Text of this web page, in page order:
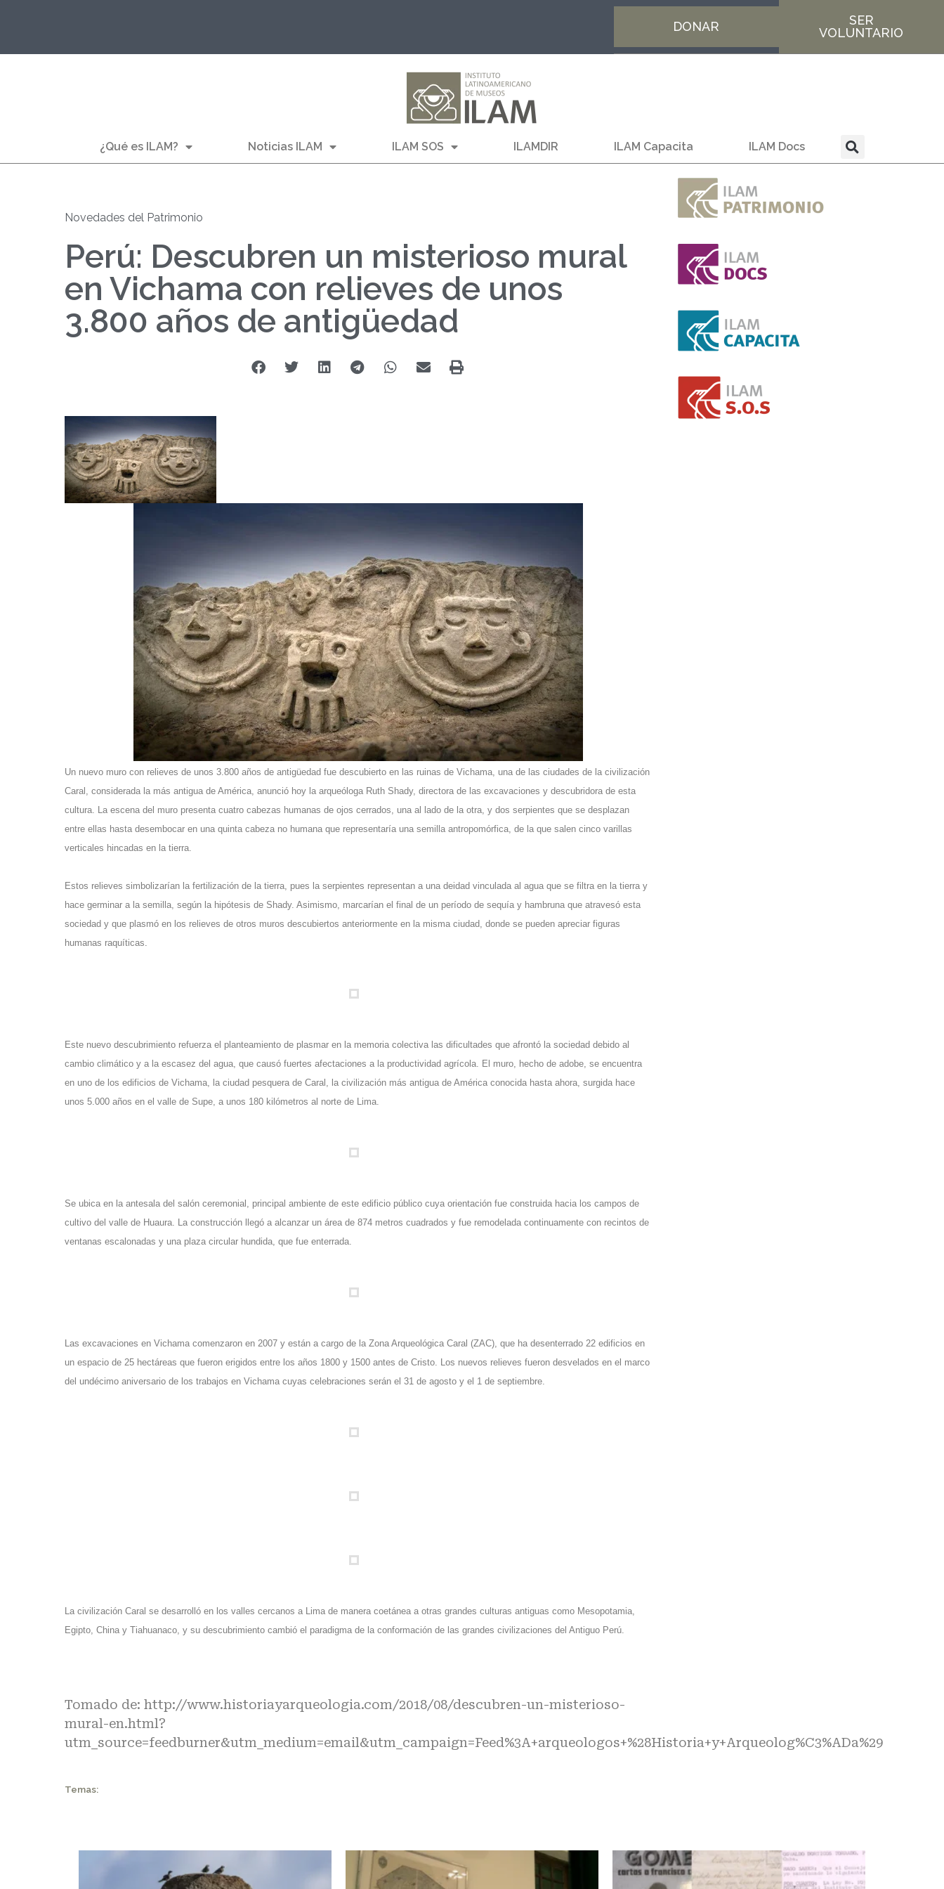
DONAR
SER
VOLUNTARIO
¿Qué es ILAM? Noticias ILAM ILAM SOS ILAMDIR ILAM Capacita ILAM Docs
Novedades del Patrimonio
Perú: Descubren un misterioso mural
en Vichama con relieves de unos
3.800 años de antigüedad
Un nuevo muro con relieves de unos 3.800 años de antigüedad fue descubierto en las ruinas de Vichama, una de las ciudades de la civilización
Caral, considerada la más antigua de América, anunció hoy la arqueóloga Ruth Shady, directora de las excavaciones y descubridora de esta
cultura. La escena del muro presenta cuatro cabezas humanas de ojos cerrados, una al lado de la otra, y dos serpientes que se desplazan
entre ellas hasta desembocar en una quinta cabeza no humana que representaría una semilla antropomórfica, de la que salen cinco varillas
verticales hincadas en la tierra.
Estos relieves simbolizarían la fertilización de la tierra, pues la serpientes representan a una deidad vinculada al agua que se filtra en la tierra y
hace germinar a la semilla, según la hipótesis de Shady. Asimismo, marcarían el final de un período de sequía y hambruna que atravesó esta
sociedad y que plasmó en los relieves de otros muros descubiertos anteriormente en la misma ciudad, donde se pueden apreciar figuras
humanas raquíticas
Este nuevo descubrimiento refuerza el planteamiento de plasmar en la memoria colectiva las dificultades que afrontó la sociedad debido al
cambio climático y a la escasez del agua, que causó fuertes afectaciones a la productividad agrícola. El muro, hecho de adobe, se encuentra
en uno de los edificios de Vichama, la ciudad pesquera de Caral, la civilización más antigua de América conocida hasta ahora, surgida hace
unos 5.000 años en el valle de Supe, a unos 180 kilómetros al norte de Lima.
Se ubica en la antesala del salón ceremonial, principal ambiente de este edificio público cuya orientación fue construida hacia los campos de
cultivo del valle de Huaura. La construcción llegó a alcanzar un área de 874 metros cuadrados y fue remodelada continuamente con recintos de
ventanas escalonadas y una plaza circular hundida, que fue enterrada.
Las excavaciones en Vichama comenzaron en 2007 y están a cargo de la Zona Arqueológica Caral (ZAC), que ha desenterrado 22 edificios en
un espacio de 25 hectáreas que fueron erigidos entre los años 1800 y 1500 antes de Cristo. Los nuevos relieves fueron desvelados en el marco
del undécimo aniversario de los trabajos en Vichama cuyas celebraciones serán el 31 de agosto y el 1 de septiembre.
La civilización Caral se desarrolló en los valles cercanos a Lima de manera coetánea a otras grandes culturas antiguas como Mesopotamia,
Egipto, China y Tiahuanaco, y su descubrimiento cambió el paradigma de la conformación de las grandes civilizaciones del Antiguo Perú.
Tomado de: http://www.historiayarqueologia.com/2018/08/descubren-un-misterioso-
mural-en.html?
utm_source=feedburner&utm_medium=email&utm_campaign=Feed%3A+arqueologos+%28Historia+y+Arqueolog%C3%ADa%29
Temas: